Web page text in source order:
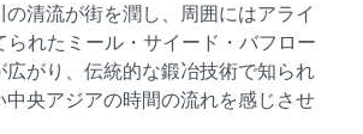
清流が街を潤し、周囲にはアライ
れたミール・サイード・バフロー
がり、伝統的な鍛冶技術で知られ
央アジアの時間の流れを感じさせ